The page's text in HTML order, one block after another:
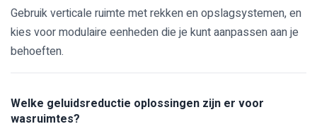
Gebruik verticale ruimte met rekken en opslagsystemen, en
kies voor modulaire eenheden die je kunt aanpassen aan je
behoeften.
Welke geluidsreductie oplossingen zijn er voor
wasruimtes?